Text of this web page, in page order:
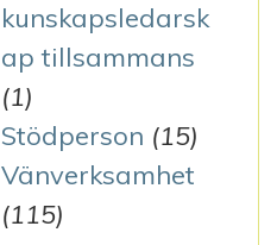
kunskapsledarsk
ap tillsammans
(1)
Stödperson (15)
Vänverksamhet
(115)